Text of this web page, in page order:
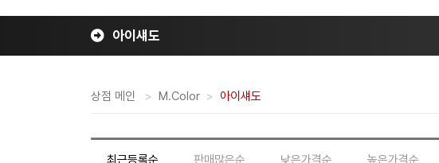
아이섀도
상점 메인 M.Color 아이섀도
최근등록순 판매많은순 낮은가격순 높은가격순